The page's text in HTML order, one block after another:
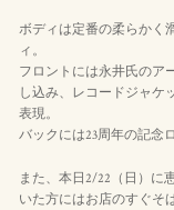
ボディは定番の柔らかく
ィ。
フロントには永井氏のア
し込み、レコードジャケ
表現。
バックには23周年の記念
また、本日2/22（日）に
いた方にはお店のすぐそ